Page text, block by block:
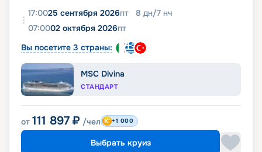
17:0025 сентября 2026пт 8 дн/7 нч
07:0002 октября 2026пт
Вы посетите 3 страны:
MSC Divina
СТАНДАРТ
от 111 897 ₽ /чел +1 000
Выбрать круиз